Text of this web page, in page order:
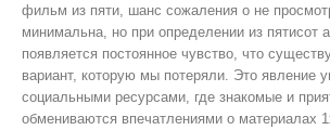
фильм из пяти, шанс сожаления о не
минимальна, но при определении из пятисот
появляется постоянное чувство, что
вариант, которую мы потеряли. Это явление
социальными ресурсами, где знакомые и
обмениваются впечатлениями о материалах